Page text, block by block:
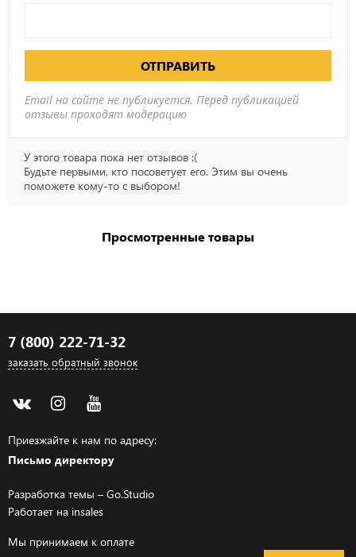
ОТПРАВИТЬ
Email на сайте не публикуется. Перед публикацией
отзывы проходят модерацию
У этого товара пока нет отзывов :(
Будьте первыми, кто посоветует его. Этим вы очень
поможете кому-то с выбором!
Просмотренные товары
7 (800) 222-71-32
заказать обратный звонок
Приезжайте к нам по адресу:
Письмо директору
Разработка темы – Go.Studio
Работает на insales
Мы принимаем к оплате